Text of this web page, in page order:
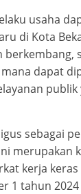
usaha
di Kota
mana dapat
sebagai
kerja
1 tahun